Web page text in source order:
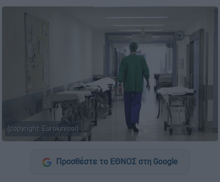
(copyright: Eurokinissi)
Προσθέστε το ΕΘΝΟΣ στη Google